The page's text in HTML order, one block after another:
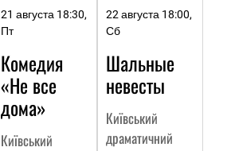
21 августа 18:30,
Пт
Комедия
«Не все
дома»
Київський
22 августа 18:00,
Сб
Шальные
невесты
Київський
драматичний